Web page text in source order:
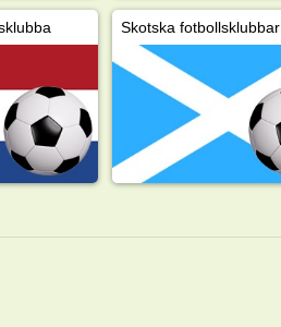
Skotska fotbollsklubbar